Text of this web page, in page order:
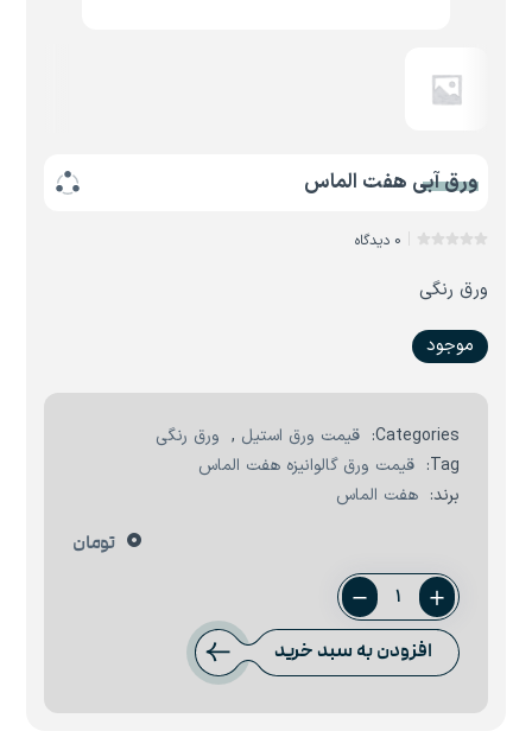
ورق آبی هفت الماس
0 دیدگاه
ورق رنگی
موجود
Categories: قیمت ورق استیل , ورق رنگی
Tag:
قیمت ورق گالوانیزه هفت الماس
برند: هفت الماس
0 تومان
ورق
آبی
هفت
افزودن به سبد خرید